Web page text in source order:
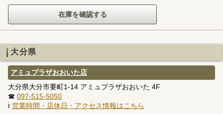
大分県
アミュプラザおおいた店
大分県大分市要町1-14 アミュプラザおおいた 4F
☎ 097-515-5050
ℹ 営業時間・店休日・アクセス情報はこちら